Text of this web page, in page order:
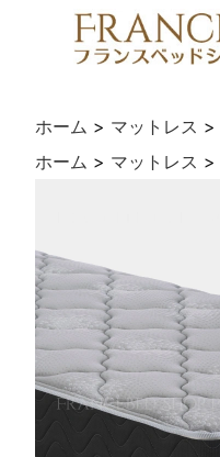
ホーム > マットレス >
ホーム > マットレス >